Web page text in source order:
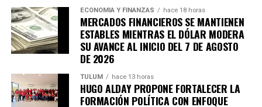
Unirme al canal de WhatsApp
ECONOMÍA Y FINANZAS hace 18 horas
MERCADOS FINANCIEROS SE MANTIENEN
ESTABLES MIENTRAS EL DÓLAR MODERA
SU AVANCE AL INICIO DEL 7 DE AGOSTO
DE 2026
TULUM hace 13 horas
HUGO ALDAY PROPONE FORTALECER LA
FORMACIÓN POLÍTICA CON ENFOQUE